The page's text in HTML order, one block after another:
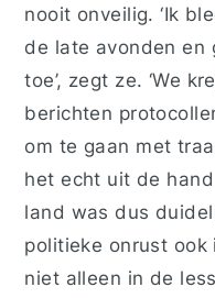
nooit onveilig. ‘Ik
de late avonden en
toe’, zegt ze. ‘We
berichten
om te gaan met
het echt uit de
land was dus
politieke onrust
niet alleen in de